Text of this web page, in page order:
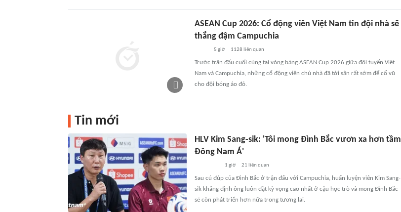
ASEAN Cup 2026: Cổ động viên Việt Nam tin đội nhà sẽ
thắng đậm Campuchia
5 giờ 1128 liên quan
Trước trận đấu cuối cùng tại vòng bảng ASEAN Cup 2026 giữa đội tuyển Việt
Nam và Campuchia, những cổ động viên chủ nhà đã tới sân rất sớm để cổ vũ
cho đội bóng áo đỏ.
Tin mới
HLV Kim Sang-sik: 'Tôi mong Đình Bắc vươn xa hơn tầm
Đông Nam Á'
1 giờ 21 liên quan
Sau cú đúp của Đình Bắc ở trận đấu với Campuchia, huấn luyện viên Kim Sang-
sik khẳng định ông luôn đặt kỳ vọng cao nhất ở cậu học trò và mong Đình Bắc
sẽ còn phát triển hơn nữa trong tương lai.